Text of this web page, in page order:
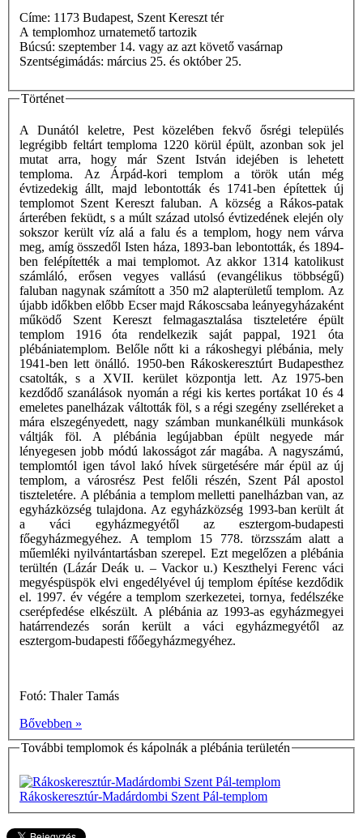
Címe: 1173 Budapest, Szent Kereszt tér
A templomhoz urnatemető tartozik
Búcsú: szeptember 14. vagy az azt követő vasárnap
Szentségimádás: március 25. és október 25.
Történet
A Dunától keletre, Pest közelében fekvő ősrégi település
legrégibb feltárt temploma 1220 körül épült, azonban sok jel
mutat arra, hogy már Szent István idejében is lehetett
temploma. Az Árpád-kori templom a török után még
évtizedekig állt, majd lebontották és 1741-ben építettek új
templomot Szent Kereszt faluban. A község a Rákos-patak
árterében feküdt, s a múlt század utolsó évtizedének elején oly
sokszor került víz alá a falu és a templom, hogy nem várva
meg, amíg összedől Isten háza, 1893-ban lebontották, és 1894-
ben felépítették a mai templomot. Az akkor 1314 katolikust
számláló, erősen vegyes vallású (evangélikus többségű)
faluban nagynak számított a 350 m2 alapterületű templom. Az
újabb időkben előbb Ecser majd Rákoscsaba leányegyházaként
működő Szent Kereszt felmagasztalása tiszteletére épült
templom 1916 óta rendelkezik saját pappal, 1921 óta
plébániatemplom. Belőle nőtt ki a rákoshegyi plébánia, mely
1941-ben lett önálló. 1950-ben Rákoskeresztúrt Budapesthez
csatolták, s a XVII. kerület központja lett. Az 1975-ben
kezdődő szanálások nyomán a régi kis kertes portákat 10 és 4
emeletes panelházak váltották föl, s a régi szegény zselléreket a
mára elszegényedett, nagy számban munkanélküli munkások
váltják föl. A plébánia legújabban épült negyede már
lényegesen jobb módú lakosságot zár magába. A nagyszámú,
templomtól igen távol lakó hívek sürgetésére már épül az új
templom, a városrész Pest felőli részén, Szent Pál apostol
tiszteletére. A plébánia a templom melletti panelházban van, az
egyházközség tulajdona. Az egyházközség 1993-ban került át
a váci egyházmegyétől az esztergom-budapesti
főegyházmegyéhez. A templom 15 778. törzsszám alatt a
műemléki nyilvántartásban szerepel. Ezt megelőzen a plébánia
terültén (Lázár Deák u. – Vackor u.) Keszthelyi Ferenc váci
megyéspüspök elvi engedélyével új templom építése kezdődik
el. 1997. év végére a templom szerkezetei, tornya, fedélszéke
cserépfedése elkészült. A plébánia az 1993-as egyházmegyei
határrendezés során került a váci egyházmegyétől az
esztergom-budapesti főőegyházmegyéhez.
Fotó: Thaler Tamás
Bővebben »
További templomok és kápolnák a plébánia területén
Rákoskeresztúr-Madárdombi Szent Pál-templom